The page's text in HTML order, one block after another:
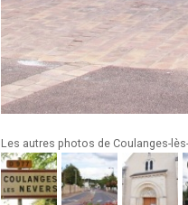
Les autres photos de Coulanges-